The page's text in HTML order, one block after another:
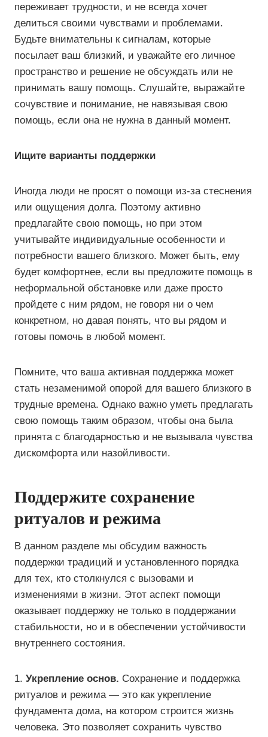
переживает трудности, и не всегда хочет
делиться своими чувствами и проблемами.
Будьте внимательны к сигналам, которые
посылает ваш близкий, и уважайте его личное
пространство и решение не обсуждать или не
принимать вашу помощь. Слушайте, выражайте
сочувствие и понимание, не навязывая свою
помощь, если она не нужна в данный момент.
Ищите варианты поддержки
Иногда люди не просят о помощи из-за стеснения
или ощущения долга. Поэтому активно
предлагайте свою помощь, но при этом
учитывайте индивидуальные особенности и
потребности вашего близкого. Может быть, ему
будет комфортнее, если вы предложите помощь в
неформальной обстановке или даже просто
пройдете с ним рядом, не говоря ни о чем
конкретном, но давая понять, что вы рядом и
готовы помочь в любой момент.
Помните, что ваша активная поддержка может
стать незаменимой опорой для вашего близкого в
трудные времена. Однако важно уметь предлагать
свою помощь таким образом, чтобы она была
принята с благодарностью и не вызывала чувства
дискомфорта или назойливости.
Поддержите сохранение
ритуалов и режима
В данном разделе мы обсудим важность
поддержки традиций и установленного порядка
для тех, кто столкнулся с вызовами и
изменениями в жизни. Этот аспект помощи
оказывает поддержку не только в поддержании
стабильности, но и в обеспечении устойчивости
внутреннего состояния.
1. Укрепление основ. Сохранение и поддержка
ритуалов и режима — это как укрепление
фундамента дома, на котором строится жизнь
человека. Это позволяет сохранить чувство